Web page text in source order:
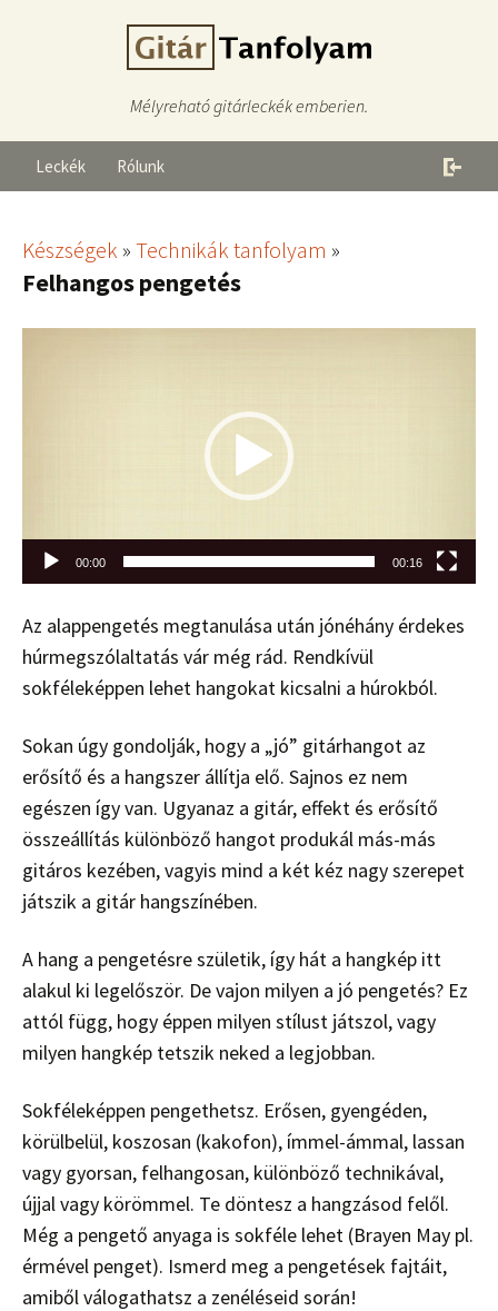
Mélyreható gitárleckék emberien.
Leckék Rólunk
Készségek » Technikák tanfolyam »
Felhangos pengetés
00:00 00:16
Az alappengetés megtanulása után jónéhány érdekes
húrmegszólaltatás vár még rád. Rendkívül
sokféleképpen lehet hangokat kicsalni a húrokból.
Sokan úgy gondolják, hogy a „jó” gitárhangot az
erősítő és a hangszer állítja elő. Sajnos ez nem
egészen így van. Ugyanaz a gitár, effekt és erősítő
összeállítás különböző hangot produkál más-más
gitáros kezében, vagyis mind a két kéz nagy szerepet
játszik a gitár hangszínében.
A hang a pengetésre születik, így hát a hangkép itt
alakul ki legelőször. De vajon milyen a jó pengetés? Ez
attól függ, hogy éppen milyen stílust játszol, vagy
milyen hangkép tetszik neked a legjobban.
Sokféleképpen pengethetsz. Erősen, gyengéden,
körülbelül, koszosan (kakofon), ímmel-ámmal, lassan
vagy gyorsan, felhangosan, különböző technikával,
újjal vagy körömmel. Te döntesz a hangzásod felől.
Még a pengető anyaga is sokféle lehet (Brayen May pl.
érmével penget). Ismerd meg a pengetések fajtáit,
amiből válogathatsz a zenéléseid során!